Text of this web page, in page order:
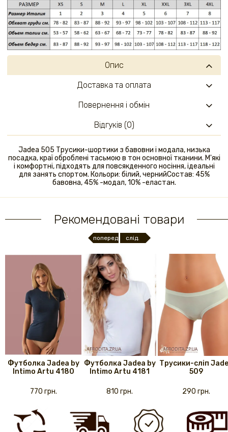
Опис
Jadea 505 Трусики-шортики з бавовни і модала, низька
посадка, краї оброблені тасьмою в тон основної тканини. М'які
і комфортні, підходять для повсякденного носіння, ідеальні
для занять спортом. Кольори: білий, чернийСостав: 45%
бавовна, 45% -модал, 10% -еластан.
Доставка та оплата
Повернення і обмін
Відгуків (0)
Рекомендовані товари
поперед. слід.
Футболка Jadea by
Intimo Artu 4180
770 грн.
Футболка Jadea by
Intimo Artu 4181
810 грн.
Трусики-сліп
509
290 грн.